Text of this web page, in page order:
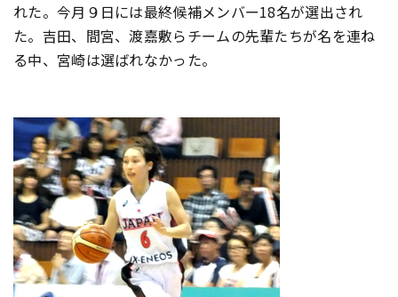
れた。今月９日には最終候補メンバー18名が選出され
た。吉田、間宮、渡嘉敷らチームの先輩たちが名を連ね
る中、宮崎は選ばれなかった。